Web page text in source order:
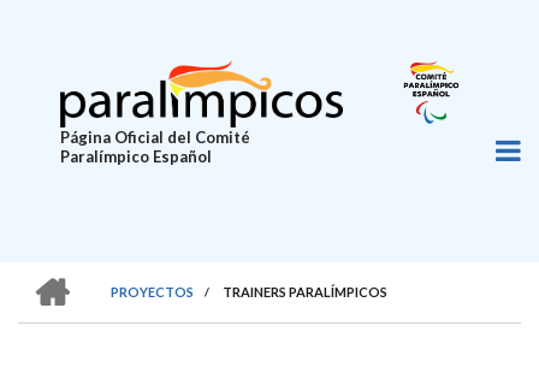
principal
Página Oficial del Comité
Paralímpico Español
SOBRESCRIBIR
PROYECTOS
/ TRAINERS PARALÍMPICOS